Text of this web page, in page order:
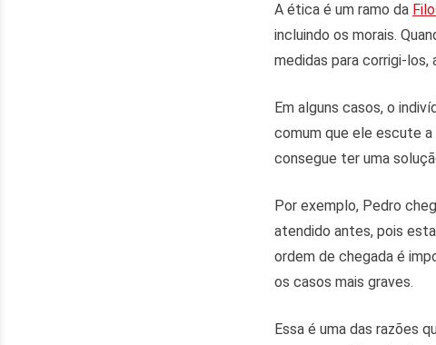
A ética é um ramo da
incluindo os morais.
medidas para corrigi-
Em alguns casos, o
comum que ele escute
consegue ter uma
Por exemplo, Pedro
atendido antes, pois
ordem de chegada é
os casos mais graves.
Essa é uma das razões